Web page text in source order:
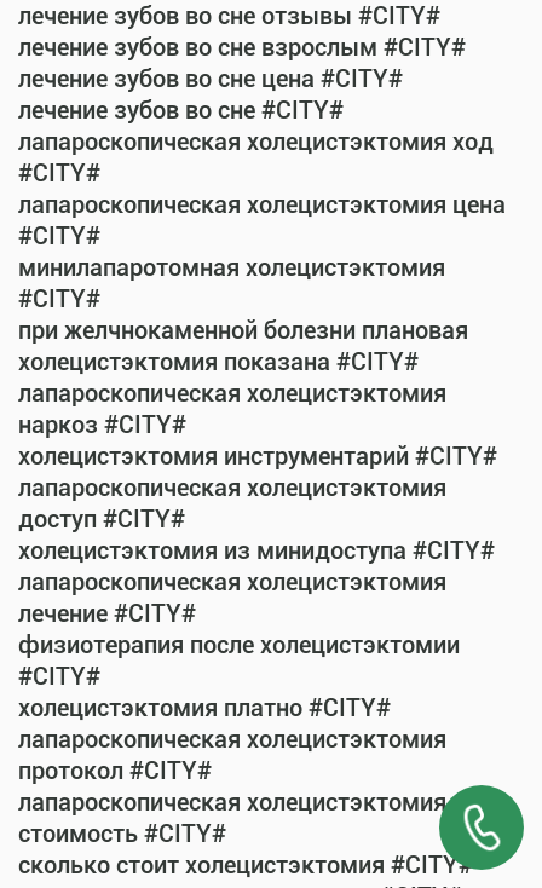
лечение зубов во сне отзывы #CITY#
лечение зубов во сне взрослым #CITY#
лечение зубов во сне цена #CITY#
лечение зубов во сне #CITY#
лапароскопическая холецистэктомия ход
#CITY#
лапароскопическая холецистэктомия цена
#CITY#
минилапаротомная холецистэктомия
#CITY#
при желчнокаменной болезни плановая
холецистэктомия показана #CITY#
лапароскопическая холецистэктомия
наркоз #CITY#
холецистэктомия инструментарий #CITY#
лапароскопическая холецистэктомия
доступ #CITY#
холецистэктомия из минидоступа #CITY#
лапароскопическая холецистэктомия
лечение #CITY#
физиотерапия после холецистэктомии
#CITY#
холецистэктомия платно #CITY#
лапароскопическая холецистэктомия
протокол #CITY#
лапароскопическая холецистэктомия
стоимость #CITY#
сколько стоит холецистэктомия #CITY#